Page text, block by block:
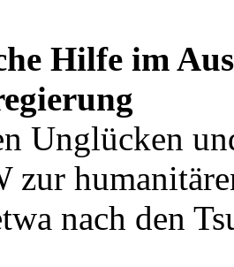
Hilfe im
Unglücken
zur
nach den